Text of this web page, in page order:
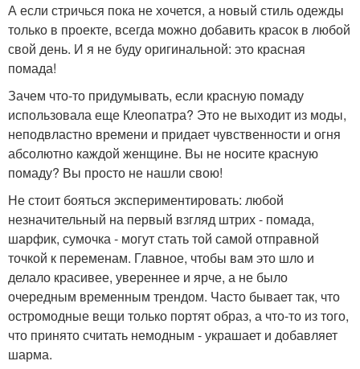
А если стричься пока не хочется, а новый стиль одежды
только в проекте, всегда можно добавить красок в любой
свой день. И я не буду оригинальной: это красная
помада!
Зачем что-то придумывать, если красную помаду
использовала еще Клеопатра? Это не выходит из моды,
неподвластно времени и придает чувственности и огня
абсолютно каждой женщине. Вы не носите красную
помаду? Вы просто не нашли свою!
Не стоит бояться экспериментировать: любой
незначительный на первый взгляд штрих - помада,
шарфик, сумочка - могут стать той самой отправной
точкой к переменам. Главное, чтобы вам это шло и
делало красивее, увереннее и ярче, а не было
очередным временным трендом. Часто бывает так, что
остромодные вещи только портят образ, а что-то из того,
что принято считать немодным - украшает и добавляет
шарма.